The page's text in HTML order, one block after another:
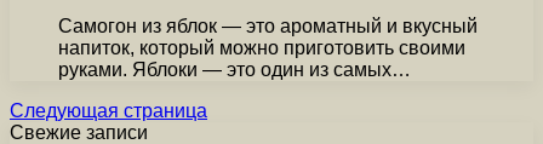
Самогон из яблок — это ароматный и вкусный
напиток, который можно приготовить своими
руками. Яблоки — это один из самых…
Следующая страница
Свежие записи